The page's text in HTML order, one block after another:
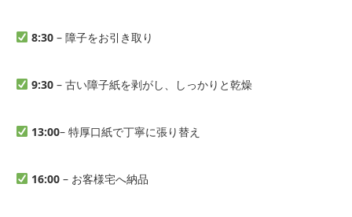
8:30– 障子をお引き取り
9:30– 古い障子紙を剥がし、しっかりと乾燥
13:00– 特厚口紙で丁寧に張り替え
16:00– お客様宅へ納品